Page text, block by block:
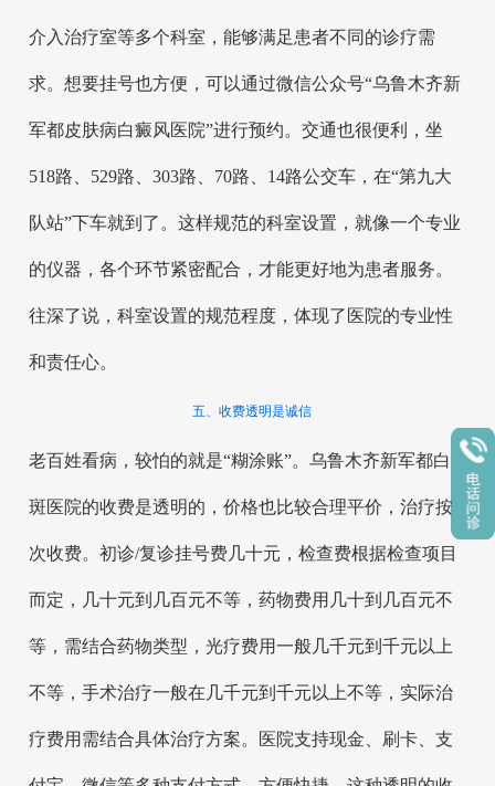
介入治疗室等多个科室，能够满足患者不同的诊疗需
求。想要挂号也方便，可以通过微信公众号“乌鲁木齐新
军都皮肤病白癜风医院”进行预约。交通也很便利，坐
518路、529路、303路、70路、14路公交车，在“第九大
队站”下车就到了。这样规范的科室设置，就像一个专业
的仪器，各个环节紧密配合，才能更好地为患者服务。
往深了说，科室设置的规范程度，体现了医院的专业性
和责任心。
五、收费透明是诚信
老百姓看病，较怕的就是“糊涂账”。乌鲁木齐新军都白
斑医院的收费是透明的，价格也比较合理平价，治疗按
次收费。初诊/复诊挂号费几十元，检查费根据检查项目
而定，几十元到几百元不等，药物费用几十到几百元不
等，需结合药物类型，光疗费用一般几千元到千元以上
不等，手术治疗一般在几千元到千元以上不等，实际治
疗费用需结合具体治疗方案。医院支持现金、刷卡、支